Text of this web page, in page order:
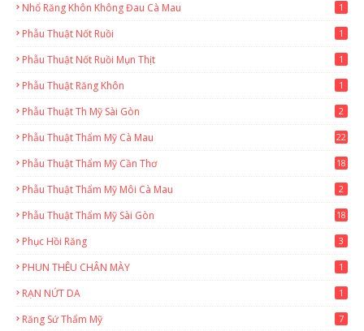
Nhổ Răng Khôn Không Đau Cà Mau 1
Phẫu Thuật Nốt Ruồi 1
Phẫu Thuật Nốt Ruồi Mụn Thịt 1
Phẫu Thuật Răng Khôn 1
Phẫu Thuật Th Mỹ Sài Gòn 2
Phẫu Thuật Thẩm Mỹ Cà Mau
22
Phẫu Thuật Thẩm Mỹ Cần Thơ
18
Phẫu Thuật Thẩm Mỹ Môi Cà Mau 2
Phẫu Thuật Thẩm Mỹ Sài Gòn
18
Phục Hồi Răng 3
PHUN THÊU CHÂN MÀY 1
RẠN NỨT DA 1
Răng Sứ Thẩm Mỹ 7